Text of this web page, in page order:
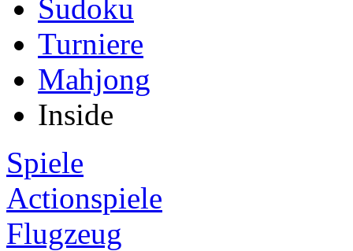
Sudoku
Turniere
Mahjong
Inside
Spiele
Actionspiele
Flugzeug